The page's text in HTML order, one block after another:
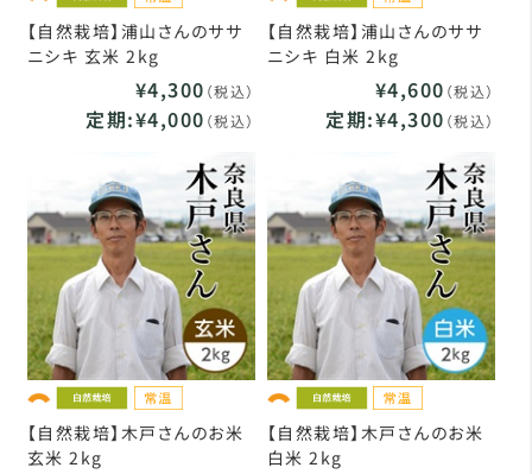
【自然栽培】浦山さんのササ
ニシキ 玄米 2kg
¥4,300 （税込）
定期:¥4,000 （税込）
【自然栽培】浦山さんのササ
ニシキ 白米 2kg
¥4,600 （税込）
定期:¥4,300 （税込）
【自然栽培】木戸さんのお米
玄米 2kg
【自然栽培】木戸さんのお米
白米 2kg